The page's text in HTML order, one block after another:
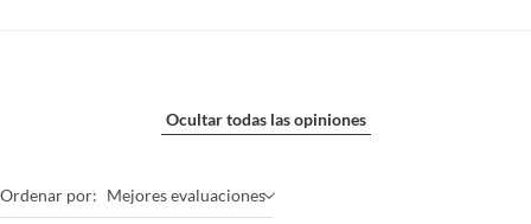
Ocultar todas las opiniones
Ordenar por: Mejores evaluaciones